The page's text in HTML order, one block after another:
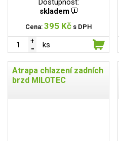
Dostupnost:
skladem
Cena: 395 Kč s DPH
ks
Atrapa chlazení zadních
brzd MILOTEC